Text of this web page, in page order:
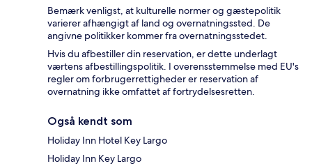
Bemærk venligst, at kulturelle normer og gæstepolitik
varierer afhængigt af land og overnatningssted. De
angivne politikker kommer fra overnatningsstedet.
Hvis du afbestiller din reservation, er dette underlagt
værtens afbestillingspolitik. I overensstemmelse med EU's
regler om forbrugerrettigheder er reservation af
overnatning ikke omfattet af fortrydelsesretten.
Også kendt som
Holiday Inn Hotel Key Largo
Holiday Inn Key Largo